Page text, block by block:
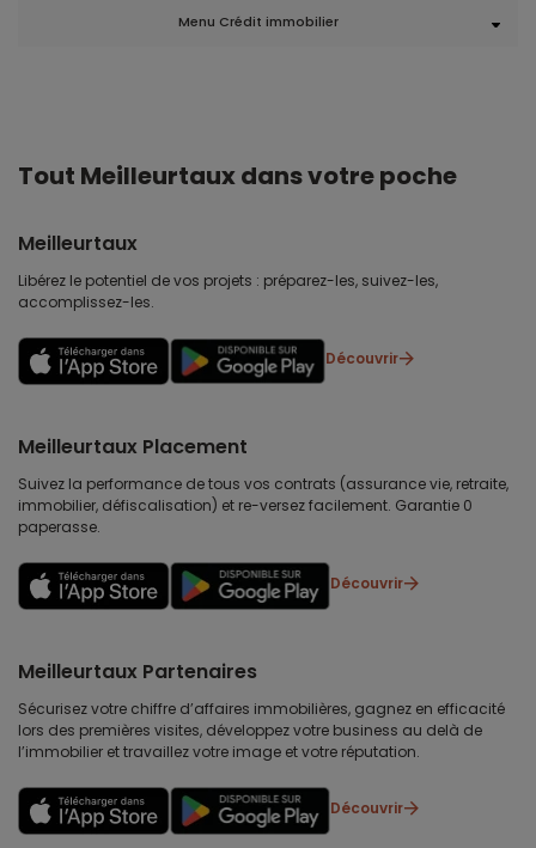
Menu Crédit immobilier
Tout Meilleurtaux dans votre poche
Meilleurtaux
Libérez le potentiel de vos projets : préparez-les, suivez-les,
accomplissez-les.
Découvrir
Meilleurtaux Placement
Suivez la performance de tous vos contrats (assurance vie, retraite,
immobilier, défiscalisation) et re-versez facilement. Garantie 0
paperasse.
Découvrir
Meilleurtaux Partenaires
Sécurisez votre chiffre d’affaires immobilières, gagnez en efficacité
lors des premières visites, développez votre business au delà de
l’immobilier et travaillez votre image et votre réputation.
Découvrir